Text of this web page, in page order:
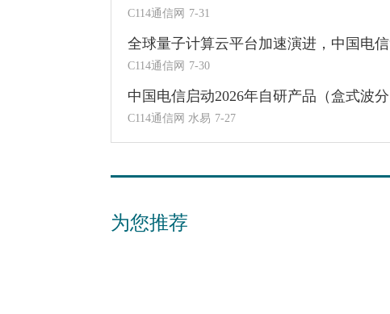
C114通信网 7-31
全球量子计算云平台加速演进，中国电
C114通信网 7-30
中国电信启动2026年自研产品（盒式波
C114通信网 水易 7-27
为您推荐